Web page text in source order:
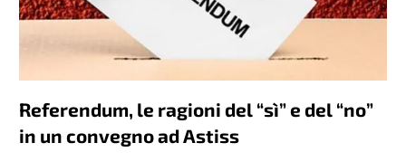
Referendum, le ragioni del “sì” e del “no”
in un convegno ad Astiss